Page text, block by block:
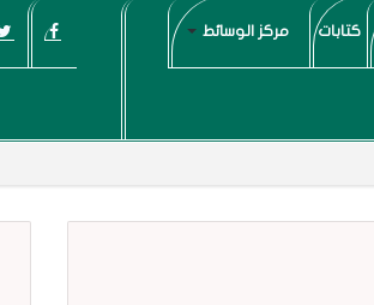
كتابات مركز الوسائط